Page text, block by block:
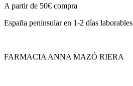
A partir de 50€ compra
España peninsular en 1-2 días laborables
FARMACIA ANNA MAZÓ RIERA